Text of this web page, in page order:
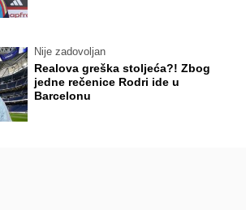
Nije zadovoljan
Realova greška stoljeća?! Zbog
jedne rečenice Rodri ide u
Barcelonu